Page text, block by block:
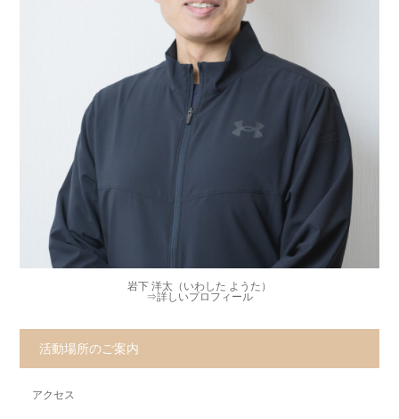
岩下 洋太（いわした ようた）
⇒詳しいプロフィール
活動場所のご案内
アクセス